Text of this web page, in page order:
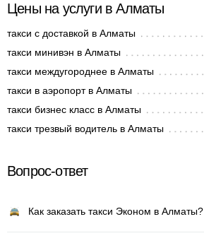
Цены на услуги в Алматы
такси с доставкой в Алматы
такси минивэн в Алматы
такси междугороднее в Алматы
такси в аэропорт в Алматы
такси бизнес класс в Алматы
такси трезвый водитель в Алматы
Вопрос-ответ
Как заказать такси Эконом в Алматы?